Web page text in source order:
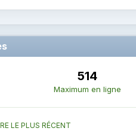
514
Maximum en ligne
LE PLUS RÉCENT